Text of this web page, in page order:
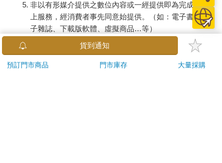
非以有形媒介提供之數位內容或一經提供即為完成之線
上服務，經消費者事先同意始提供。（如：電子書、電
子雜誌、下載版軟體、虛擬商品…等）
已拆封之個人衛生用品。（如：內衣褲、刮鬍刀、除毛
若非上列種類商品，均享有到貨7天的猶豫期（含例假
貨到通知
預訂門市商品 門市庫存 大量採購